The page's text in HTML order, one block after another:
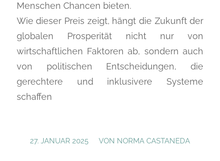
Menschen Chancen bieten.
Wie dieser Preis zeigt, hängt die Zukunft der
globalen Prosperität nicht nur von
wirtschaftlichen Faktoren ab, sondern auch
von politischen Entscheidungen, die
gerechtere und inklusivere Systeme
schaffen
27. JANUAR 2025
/ VON NORMA CASTANEDA